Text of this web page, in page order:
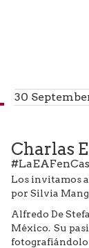
30
Charlas
Los invitamos
por Silvia
Alfredo De
México. Su